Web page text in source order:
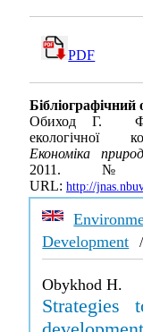
PDF
Бібліографічний
Обиход Г.
екологічної
Економіка
2011. №
URL: http://
Development
Obykhod H.
Strategies